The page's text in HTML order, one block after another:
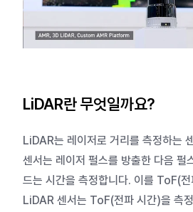
LiDAR란 무엇일까요?
LiDAR는 레이저로 거리를 측정하는
센서는 레이저 펄스를 방출한 다음 펄
드는 시간을 측정합니다. 이를 ToF(
LiDAR 센서는 ToF(전파 시간)을 측